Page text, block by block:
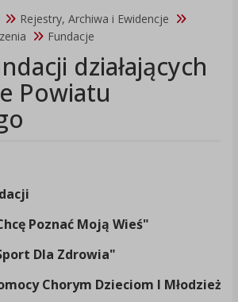
Rejestry, Archiwa i Ewidencje
Fundacje
działających
Powiatu
Poznać Moją Wieś"
Dla Zdrowia"
Chorym Dzieciom I Młodzieży